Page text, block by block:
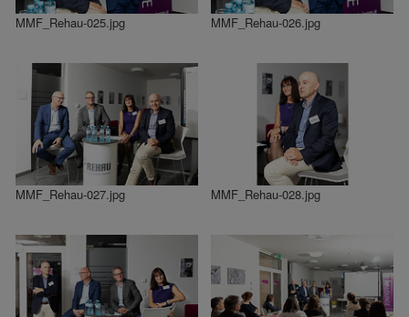
MMF_Rehau-025.jpg MMF_Rehau-026.jpg
MMF_Rehau-027.jpg MMF_Rehau-028.jpg